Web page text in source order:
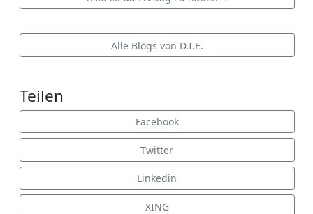
Alle Blogs von D.I.E.
Teilen
Facebook
Twitter
Linkedin
XING